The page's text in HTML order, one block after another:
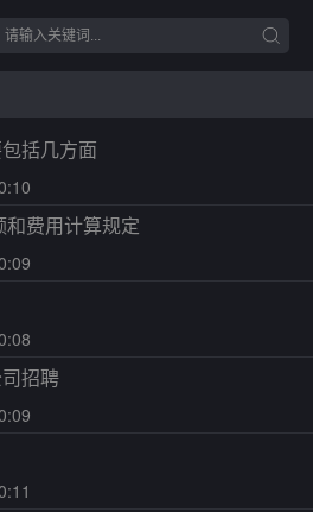
括几方面
费用计算规定
招聘